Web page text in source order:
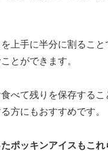
上手に半分に割るこ
とができます。
べて残りを保存する
方にもおすすめです。
ポッキンアイスもこ